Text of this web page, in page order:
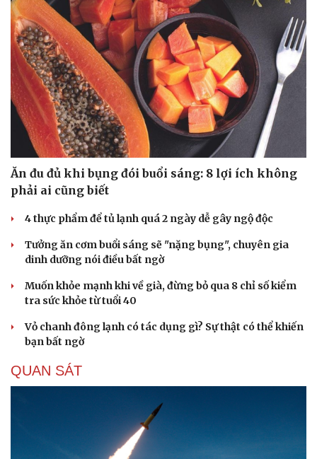
Ăn đu đủ khi bụng đói buổi sáng: 8 lợi ích không
phải ai cũng biết
4 thực phẩm để tủ lạnh quá 2 ngày dễ gây ngộ độc
Tưởng ăn cơm buổi sáng sẽ "nặng bụng", chuyên gia
dinh dưỡng nói điều bất ngờ
Muốn khỏe mạnh khi về già, đừng bỏ qua 8 chỉ số kiểm
tra sức khỏe từ tuổi 40
Vỏ chanh đông lạnh có tác dụng gì? Sự thật có thể khiến
bạn bất ngờ
QUAN SÁT